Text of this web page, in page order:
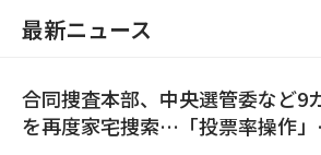
最新ニュース
合同捜査本部、中央選管委など9
を再度家宅捜索…「投票率操作」